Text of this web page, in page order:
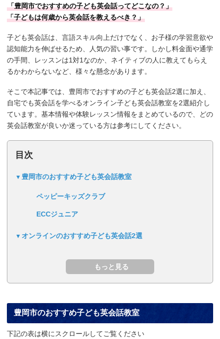
「豊岡市でおすすめの子ども英会話ってどこなの？」
「子どもは何歳から英会話を教えるべき？」
子ども英会話は、言語スキル向上だけでなく、お子様の学習意欲や
認知能力を伸ばせるため、人気の習い事です。しかし料金面や通学
の手間、レッスンは1対1なのか、ネイティブの人に教えてもらえ
るかわからないなど、様々な懸念があります。
そこで本記事では、豊岡市でおすすめの子ども英会話2選に加え、
自宅でも英会話を学べるオンライン子ども英会話教室を2選紹介し
ています。基本情報や体験レッスン情報をまとめているので、どの
英会話教室が良いか迷っている方は参考にしてください。
目次
豊岡市のおすすめ子ども英会話教室
ペッピーキッズクラブ
ECCジュニア
オンラインのおすすめ子ども英会話2選
豊岡市のおすすめ子ども英会話教室
下記の表は横にスクロールしてご覧ください